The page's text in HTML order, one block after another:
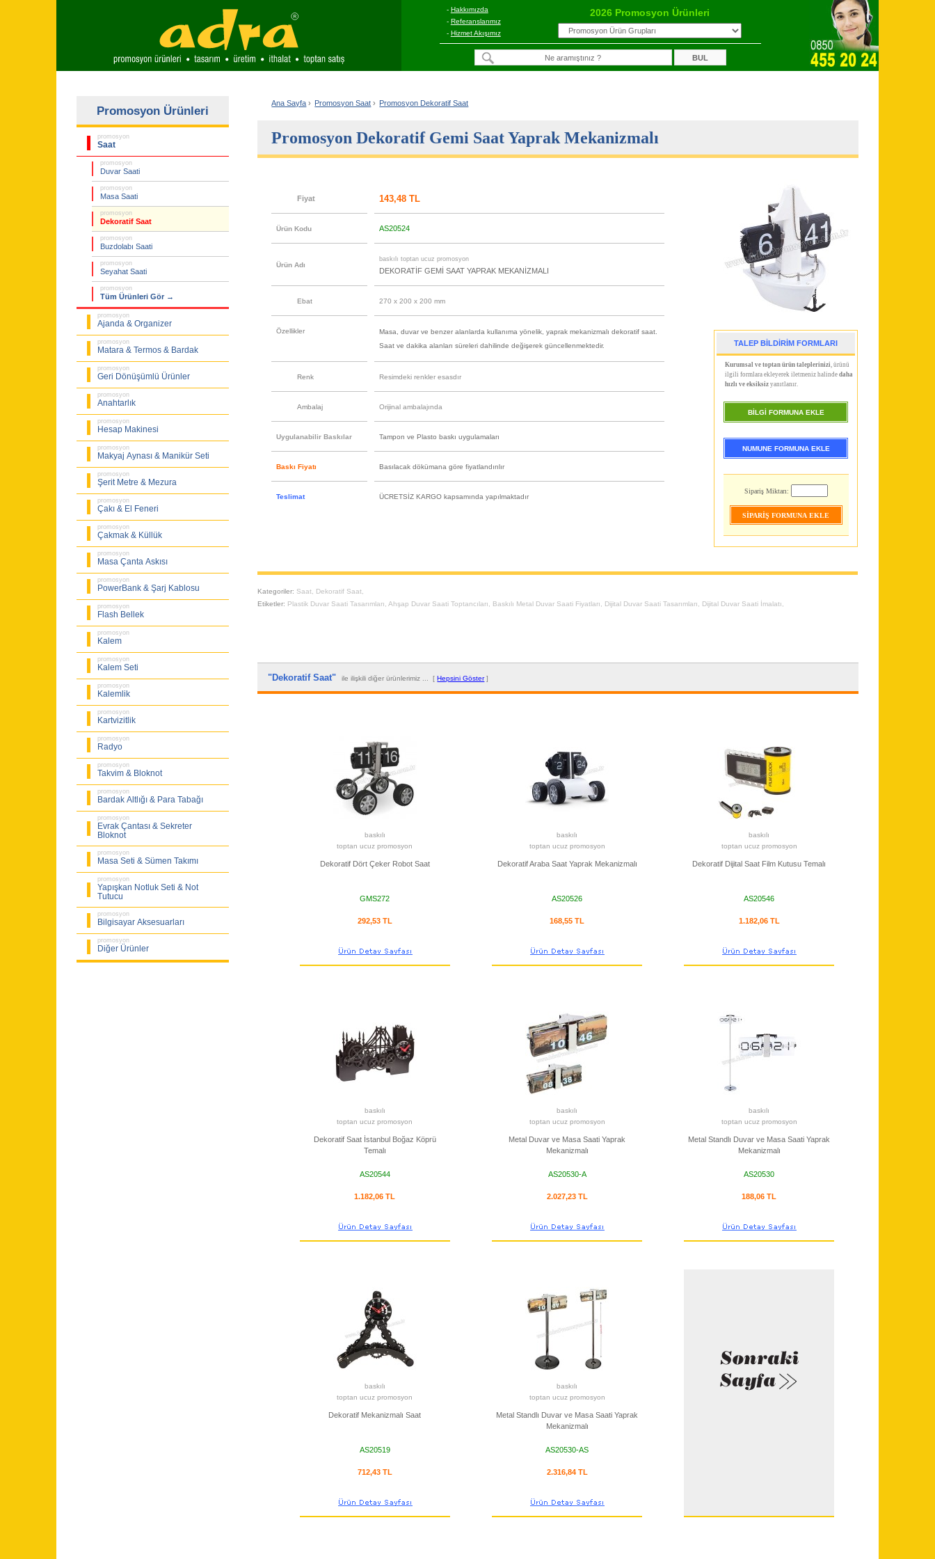
- Hakkımızda
- Referanslarımız
- Hizmet Akışımız
2026 Promosyon Ürünleri
Promosyon Ürünleri
promosyon
Saat
promosyon
Duvar Saati
promosyon
Masa Saati
promosyon
Dekoratif Saat
promosyon
Buzdolabı Saati
promosyon
Seyahat Saati
promosyon
Tüm Ürünleri Gör →
promosyon
Ajanda & Organizer
promosyon
Matara & Termos & Bardak
promosyon
Geri Dönüşümlü Ürünler
promosyon
Anahtarlık
promosyon
Hesap Makinesi
promosyon
Makyaj Aynası & Manikür Seti
promosyon
Şerit Metre & Mezura
promosyon
Çakı & El Feneri
promosyon
Çakmak & Küllük
promosyon
Masa Çanta Askısı
promosyon
PowerBank & Şarj Kablosu
promosyon
Flash Bellek
promosyon
Kalem
promosyon
Kalem Seti
promosyon
Kalemlik
promosyon
Kartvizitlik
promosyon
Radyo
promosyon
Takvim & Bloknot
promosyon
Bardak Altlığı & Para Tabağı
promosyon
Evrak Çantası & Sekreter
Bloknot
promosyon
Masa Seti & Sümen Takımı
promosyon
Yapışkan Notluk Seti & Not
Tutucu
promosyon
Bilgisayar Aksesuarları
promosyon
Diğer Ürünler
Ana Sayfa › Promosyon Saat › Promosyon Dekoratif Saat
Promosyon Dekoratif Gemi Saat Yaprak Mekanizmalı
Fiyat 143,48 TL
Ürün Kodu AS20524
Ürün Adı
baskılı toptan ucuz promosyon
DEKORATİF GEMİ SAAT YAPRAK MEKANİZMALI
Ebat 270 x 200 x 200 mm
Özellikler
Masa, duvar ve benzer alanlarda kullanıma yönelik, yaprak mekanizmalı dekoratif saat.
Saat ve dakika alanları süreleri dahilinde değişerek güncellenmektedir.
Renk Resimdeki renkler esasdır
Ambalaj Orijinal ambalajında
Uygulanabilir Baskılar Tampon ve Plasto baskı uygulamaları
Baskı Fiyatı Basılacak dökümana göre fiyatlandırılır
Teslimat ÜCRETSİZ KARGO kapsamında yapılmaktadır
TALEP BİLDİRİM FORMLARI
Kurumsal ve toptan ürün taleplerinizi , ürünü
ilgili formlara ekleyerek iletmeniz halindedaha
hızlı ve eksiksiz yanıtlanır.
BİLGİ FORMUNA EKLE
NUMUNE FORMUNA EKLE
Sipariş Miktarı:
Kategoriler: Saat Dekoratif Saat
Etiketler: Plastik Duvar Saati Tasarımları ,Ahşap Duvar Saati Toptancıları Baskılı Metal Duvar Saati Fiyatları Dijital Duvar Saati Tasarımları Dijital Duvar Saati İmalatı
"Dekoratif Saat"ile ilişkili diğer ürünlerimiz ... [Hepsini Göster]
baskılı
toptan ucuz promosyon
Dekoratif Dört Çeker Robot Saat
GMS272
292,53 TL
baskılı
toptan ucuz promosyon
Dekoratif Araba Saat Yaprak Mekanizmalı
AS20526
168,55 TL
baskılı
toptan ucuz promosyon
Dekoratif Dijital Saat Film Kutusu Temalı
AS20546
1.182,06 TL
baskılı
toptan ucuz promosyon
Dekoratif Saat İstanbul Boğaz Köprü
Temalı
AS20544
1.182,06 TL
baskılı
toptan ucuz promosyon
Metal Duvar ve Masa Saati Yaprak
Mekanizmalı
AS20530-A
2.027,23 TL
baskılı
toptan ucuz promosyon
Metal Standlı Duvar ve Masa Saati Yaprak
Mekanizmalı
AS20530
188,06 TL
baskılı
toptan ucuz promosyon
Dekoratif Mekanizmalı Saat
AS20519
712,43 TL
baskılı
toptan ucuz promosyon
Metal Standlı Duvar ve Masa Saati Yaprak
Mekanizmalı
AS20530-AS
2.316,84 TL